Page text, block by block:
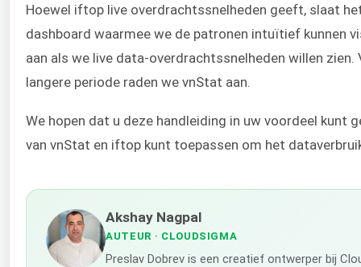
Hoewel iftop live overdrachtssnelheden geeft, slaat
dashboard waarmee we de patronen intuïtief kunnen
aan als we live data-overdrachtssnelheden willen
langere periode raden we vnStat aan.
We hopen dat u deze handleiding in uw voordeel kunt
van vnStat en iftop kunt toepassen om het
Akshay Nagpal
AUTEUR · CLOUDSIGMA
Preslav Dobrev is een creatief ontwerper bij